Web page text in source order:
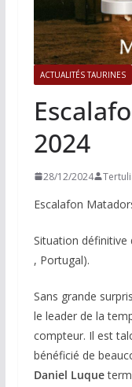
ACTUALITÉS TAURINES
2024
28/12/2024
Escalafon
Situation définitive
, Portugal).
Sans grande
le leader de la
compteur. Il est
bénéficié de
Daniel Luque